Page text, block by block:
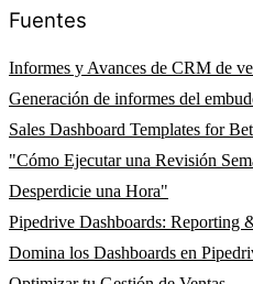
Fuentes
Informes y Avances de CRM de
Generación de informes del
Sales Dashboard Templates for
"Cómo Ejecutar una Revisión
Desperdicie una Hora"
Pipedrive Dashboards: Reporting
Domina los Dashboards en